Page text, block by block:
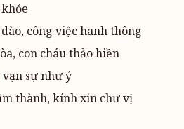
công việc hanh thông
con cháu thảo hiền
vạn sự như ý
thành, kính xin chư vị